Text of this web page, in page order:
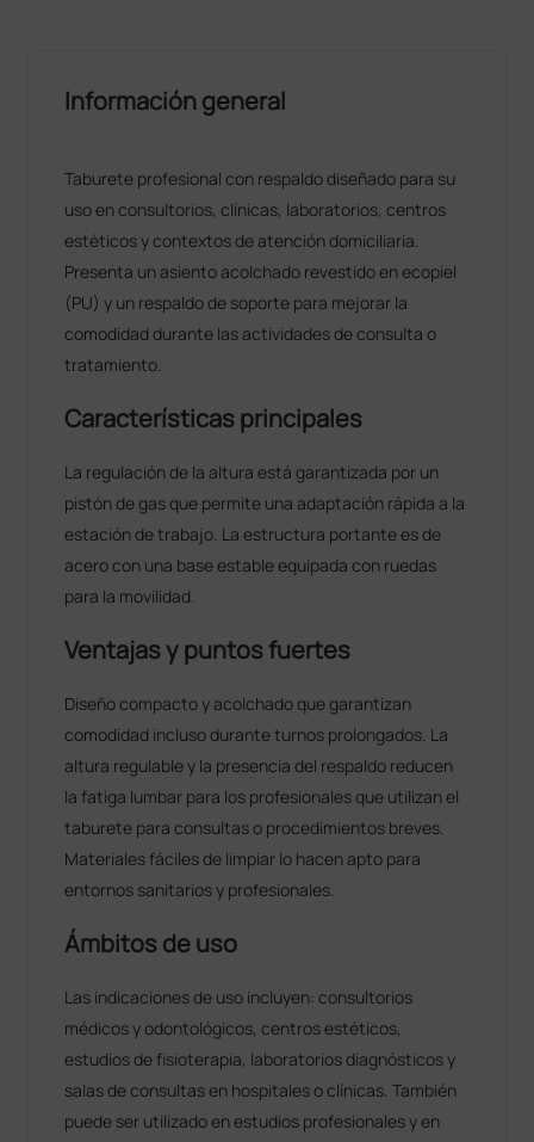
Información general
Taburete profesional con respaldo diseñado para su
uso en consultorios, clínicas, laboratorios, centros
estéticos y contextos de atención domiciliaria.
Presenta un asiento acolchado revestido en ecopiel
(PU) y un respaldo de soporte para mejorar la
comodidad durante las actividades de consulta o
tratamiento.
Características principales
La regulación de la altura está garantizada por un
pistón de gas que permite una adaptación rápida a la
estación de trabajo. La estructura portante es de
acero con una base estable equipada con ruedas
para la movilidad.
Ventajas y puntos fuertes
Diseño compacto y acolchado que garantizan
comodidad incluso durante turnos prolongados. La
altura regulable y la presencia del respaldo reducen
la fatiga lumbar para los profesionales que utilizan el
taburete para consultas o procedimientos breves.
Materiales fáciles de limpiar lo hacen apto para
entornos sanitarios y profesionales.
Ámbitos de uso
Las indicaciones de uso incluyen: consultorios
médicos y odontológicos, centros estéticos,
estudios de fisioterapia, laboratorios diagnósticos y
salas de consultas en hospitales o clínicas. También
puede ser utilizado en estudios profesionales y en